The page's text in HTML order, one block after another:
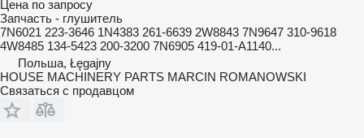
Цена по запросу
Запчасть - глушитель
7N6021 223-3646 1N4383 261-6639 2W8843 7N9647 310-9618
4W8485 134-5423 200-3200 7N6905 419-01-A1140...
Польша, Łęgajny
HOUSE MACHINERY PARTS MARCIN ROMANOWSKI
Связаться с продавцом